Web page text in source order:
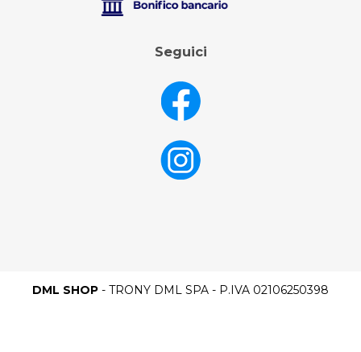
Seguici
DML SHOP - TRONY DML SPA - P.IVA 02106250398